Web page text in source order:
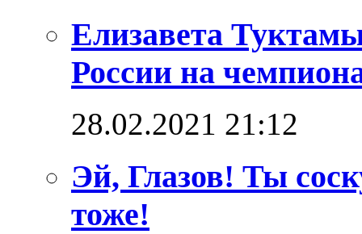
Елизавета
России на
28.02.2021 21:12
Эй, Глазов! Ты
тоже!